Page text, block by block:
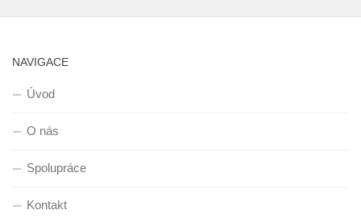
NAVIGACE
Úvod
O nás
Spolupráce
Kontakt